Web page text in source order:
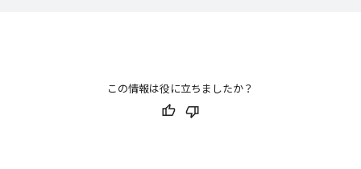
この情報は役に立ちましたか？